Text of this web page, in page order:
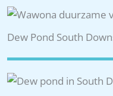
Dew Pond South